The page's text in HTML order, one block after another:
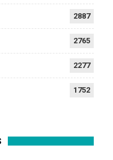
2887
2765
2277
1752